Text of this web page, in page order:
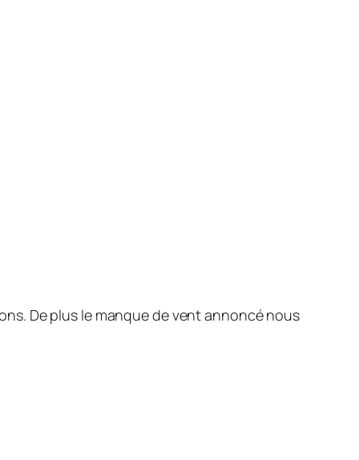
De plus le manque de vent annoncé nous